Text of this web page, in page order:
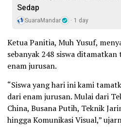
Sedap
SuaraMandar 1 day
Ketua Panitia, Muh Yusuf,
sebanyak 248 siswa
enam jurusan.
“Siswa yang hari ini kami
dari enam jurusan. Mulai dari
China, Busana Putih, Teknik
hingga Komunikasi Visual,”